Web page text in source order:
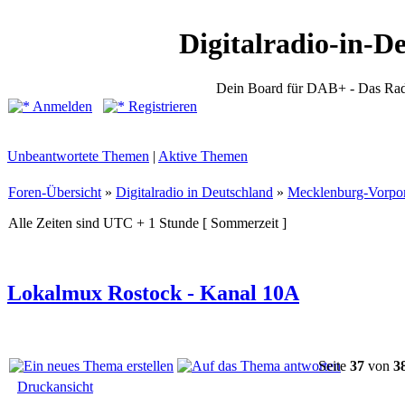
Digitalradio-in-
Dein Board für DAB+ - Das
Anmelden
Registrieren
Unbeantwortete Themen | Aktive Themen
Foren-Übersicht » Digitalradio in Deutschland » Mecklenburg-
Alle Zeiten sind UTC + 1 Stunde [ Sommerzeit ]
Lokalmux Rostock - Kanal 10A
Seite 37 von
Druckansicht